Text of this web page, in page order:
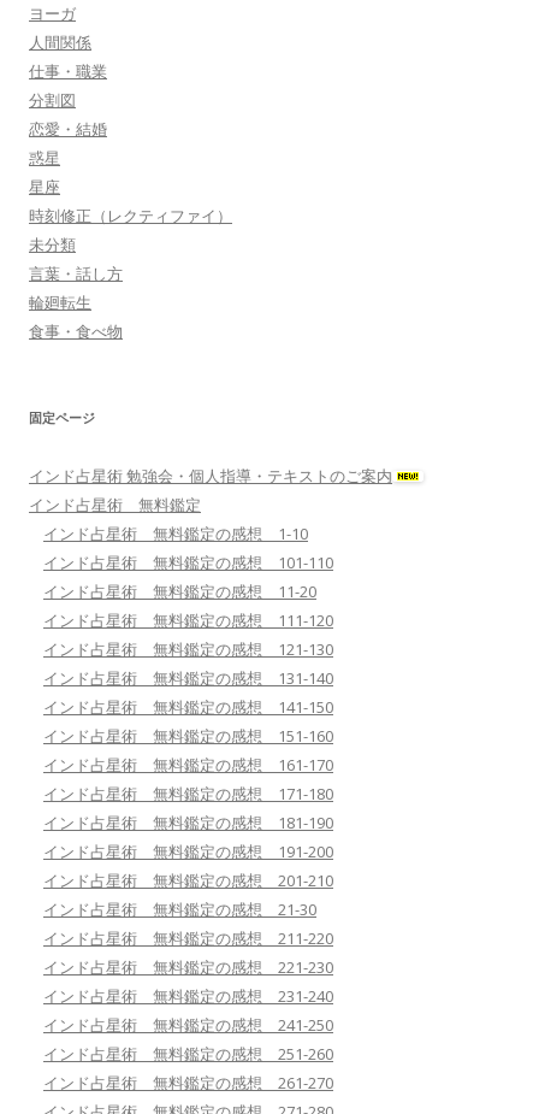
ヨーガ
人間関係
仕事・職業
分割図
恋愛・結婚
惑星
星座
時刻修正（レクティファイ）
未分類
言葉・話し方
輪廻転生
食事・食べ物
固定ページ
インド占星術 勉強会・個人指導・テキストのご案内
インド占星術 無料鑑定
インド占星術 無料鑑定の感想 1-10
インド占星術 無料鑑定の感想 101-110
インド占星術 無料鑑定の感想 11-20
インド占星術 無料鑑定の感想 111-120
インド占星術 無料鑑定の感想 121-130
インド占星術 無料鑑定の感想 131-140
インド占星術 無料鑑定の感想 141-150
インド占星術 無料鑑定の感想 151-160
インド占星術 無料鑑定の感想 161-170
インド占星術 無料鑑定の感想 171-180
インド占星術 無料鑑定の感想 181-190
インド占星術 無料鑑定の感想 191-200
インド占星術 無料鑑定の感想 201-210
インド占星術 無料鑑定の感想 21-30
インド占星術 無料鑑定の感想 211-220
インド占星術 無料鑑定の感想 221-230
インド占星術 無料鑑定の感想 231-240
インド占星術 無料鑑定の感想 241-250
インド占星術 無料鑑定の感想 251-260
インド占星術 無料鑑定の感想 261-270